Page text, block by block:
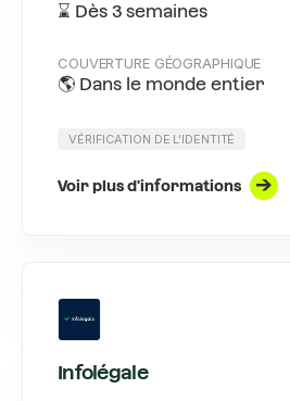
⌛️ Dès 3 semaines
COUVERTURE GÉOGRAPHIQUE
🌎 Dans le monde entier
VÉRIFICATION DE L'IDENTITÉ
Voir plus d'informations
Infolégale